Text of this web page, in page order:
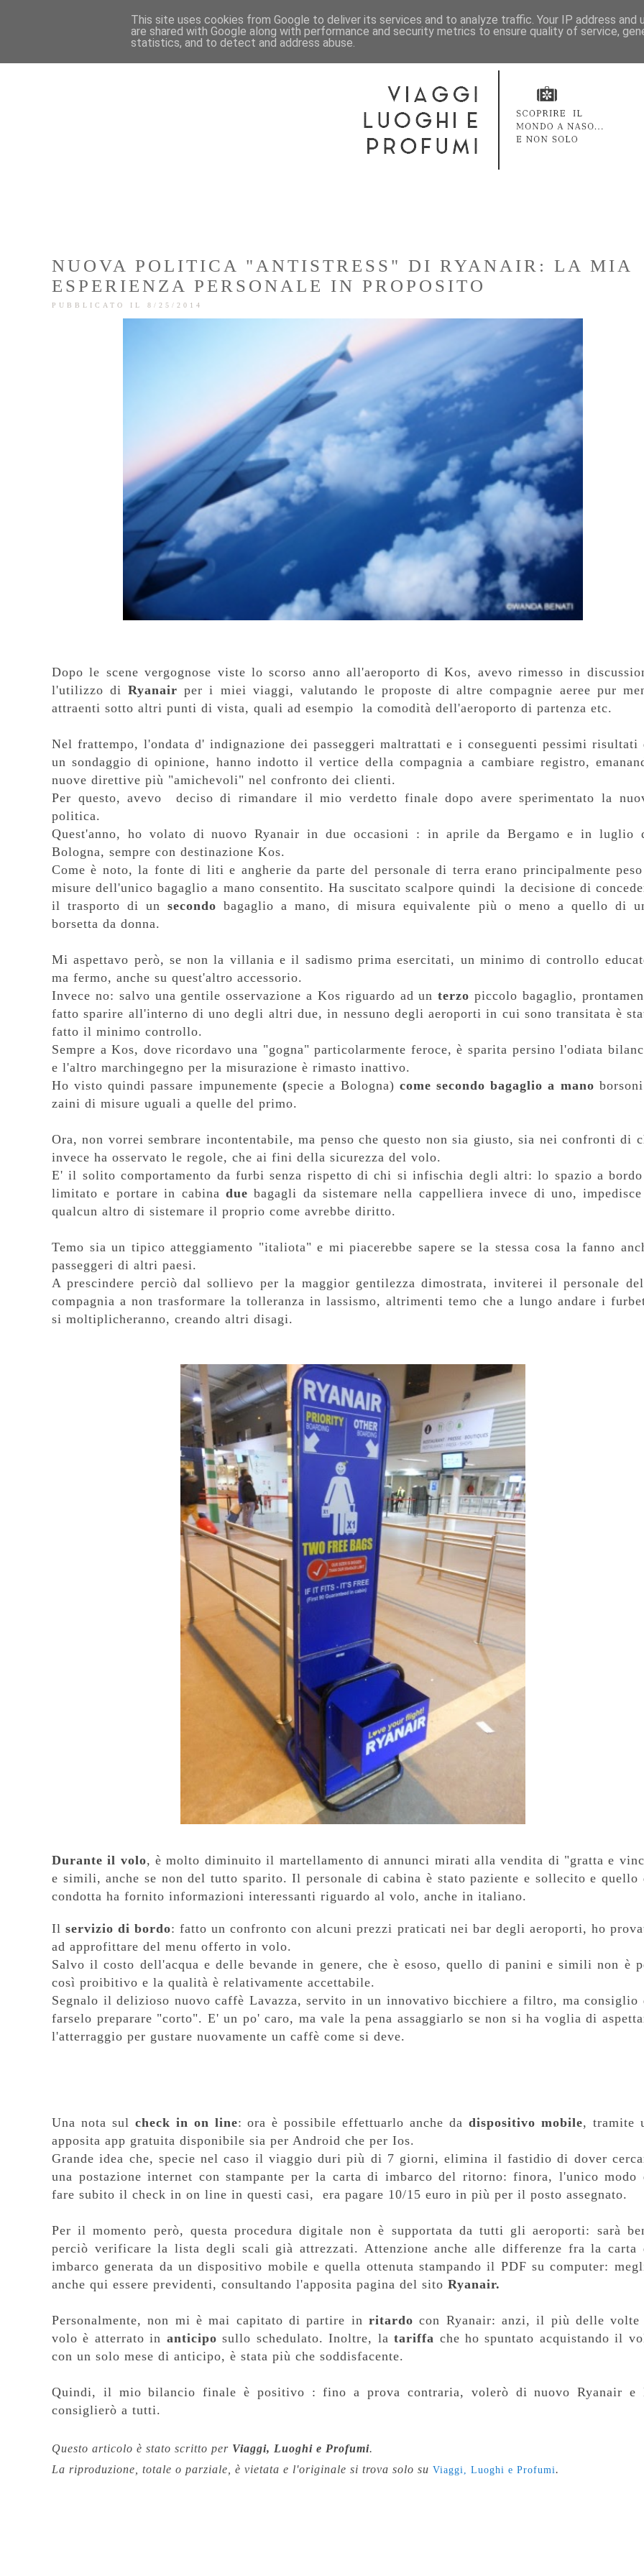
NUOVA POLITICA "ANTISTRESS" DI RYANAIR: LA MIA
ESPERIENZA PERSONALE IN PROPOSITO
PUBBLICATO IL 8/25/2014
Dopo le scene vergognose viste lo scorso anno all'aeroporto di Kos, avevo rimesso in
l'utilizzo diRyanair per i miei viaggi, valutando le proposte di altre compagnie aeree pur
attraenti sotto altri punti di vista, quali ad esempio la comodità dell'aeroporto di partenza etc.
Nel frattempo, l'ondata d' indignazione dei passeggeri maltrattati e i conseguenti pessimi risultati
un sondaggio di opinione, hanno indotto il vertice della compagnia a cambiare registro,
nuove direttive più "amichevoli" nel confronto dei clienti.
Per questo, avevo deciso di rimandare il mio verdetto finale dopo avere sperimentato la
politica.
Quest'anno, ho volato di nuovo Ryanair in due occasioni : in aprile da Bergamo e in luglio
Bologna, sempre con destinazione Kos.
Come è noto, la fonte di liti e angherie da parte del personale di terra erano principalmente
misure dell'unico bagaglio a mano consentito. Ha suscitato scalpore quindi la decisione di
il trasporto di unsecondobagaglio a mano, di misura equivalente più o meno a quello di
borsetta da donna.
Mi aspettavo però, se non la villania e il sadismo prima esercitati, un minimo di controllo
ma fermo, anche su quest'altro accessorio.
Invece no: salvo una gentile osservazione a Kos riguardo ad unterzopiccolo bagaglio,
fatto sparire all'interno di uno degli altri due, in nessuno degli aeroporti in cui sono transitata è
fatto il minimo controllo.
Sempre a Kos, dove ricordavo una "gogna" particolarmente feroce, è sparita persino l'odiata
e l'altro marchingegno per la misurazione è rimasto inattivo.
Ho visto quindi passare impunemente (specie a Bologna)come secondo bagaglio a mano
zaini di misure uguali a quelle del primo.
Ora, non vorrei sembrare incontentabile, ma penso che questo non sia giusto, sia nei confronti di
invece ha osservato le regole, che ai fini della sicurezza del volo.
E' il solito comportamento da furbi senza rispetto di chi si infischia degli altri: lo spazio a
limitato e portare in cabina due bagagli da sistemare nella cappelliera invece di uno,
qualcun altro di sistemare il proprio come avrebbe diritto.
Temo sia un tipico atteggiamento "italiota" e mi piacerebbe sapere se la stessa cosa la fanno
passeggeri di altri paesi.
A prescindere perciò dal sollievo per la maggior gentilezza dimostrata, inviterei il personale
compagnia a non trasformare la tolleranza in lassismo, altrimenti temo che a lungo andare i
si moltiplicheranno, creando altri disagi.
Durante il volo, è molto diminuito il martellamento di annunci mirati alla vendita di "gratta e
e simili, anche se non del tutto sparito.Il personale di cabina è stato paziente e sollecito e quello
condotta ha fornito informazioni interessanti riguardo al volo, anche in italiano.
Ilservizio di bordo: fatto un confronto con alcuni prezzi praticati nei bar degli aeroporti, ho
ad approfittare del menu offerto in volo.
Salvo il costo dell'acqua e delle bevande in genere, che è esoso, quello di panini e simili non è
così proibitivo e la qualità è relativamente accettabile.
Segnalo il delizioso nuovo caffè Lavazza, servito in un innovativo bicchiere a filtro, ma consiglio
farselo preparare "corto". E' un po' caro, ma vale la pena assaggiarlo se non si ha voglia di
l'atterraggio per gustare nuovamente un caffè come si deve.
Una nota sul check in on line: ora è possibile effettuarlo anche dadispositivo mobile, tramite
apposita app gratuita disponibile sia per Android che per Ios.
Grande idea che, specie nel caso il viaggio duri più di 7 giorni, elimina il fastidio di dover
una postazione internet con stampante per la carta di imbarco del ritorno: finora, l'unico modo
fare subito il check in on line in questi casi, era pagare 10/15 euro in più per il posto assegnato.
Per il momento però, questa procedura digitale non è supportata da tutti gli aeroporti: sarà
perciò verificare la lista degli scali già attrezzati. Attenzione anche alle differenze fra la carta
imbarco generata da un dispositivo mobile e quella ottenuta stampando il PDF su computer:
anche qui essere previdenti, consultando l'apposita pagina del sito Ryanair.
Personalmente, non mi è mai capitato di partire inritardo con Ryanair: anzi, il più delle
volo è atterrato in anticipo sullo schedulato. Inoltre, latariffa che ho spuntato acquistando il
con un solo mese di anticipo, è stata più che soddisfacente.
Quindi, il mio bilancio finale è positivo : fino a prova contraria, volerò di nuovo Ryanair e
consiglierò a tutti.
Questo articolo è stato scritto per Viaggi, Luoghi e Profumi.
La riproduzione, totale o parziale, è vietata e l'originale si trova solo su Viaggi, Luoghi e Profumi.
This site uses cookies from Google to deliver its services and to analyze traffic. Your IP address and
are shared with Google along with performance and security metrics to ensure quality of service,
statistics, and to detect and address abuse.